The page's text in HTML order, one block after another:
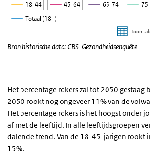
18-44 45-64 65-74
75
Totaal (18+)
Toon
Einde van interactieve grafiek.
Bron historische data: CBS-Gezondheidsenquête
Het percentage rokers zal tot 2050 gestaag
2050 rookt nog ongeveer 11% van de
Het percentage rokers is het hoogst onder
af met de leeftijd. In alle leeftijdsgroepen
dalende trend. Van de 18-45-jarigen rookt
15%.